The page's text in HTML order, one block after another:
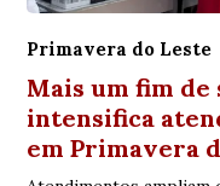
Primavera do Leste
Mais um fim de
intensifica
em Primavera